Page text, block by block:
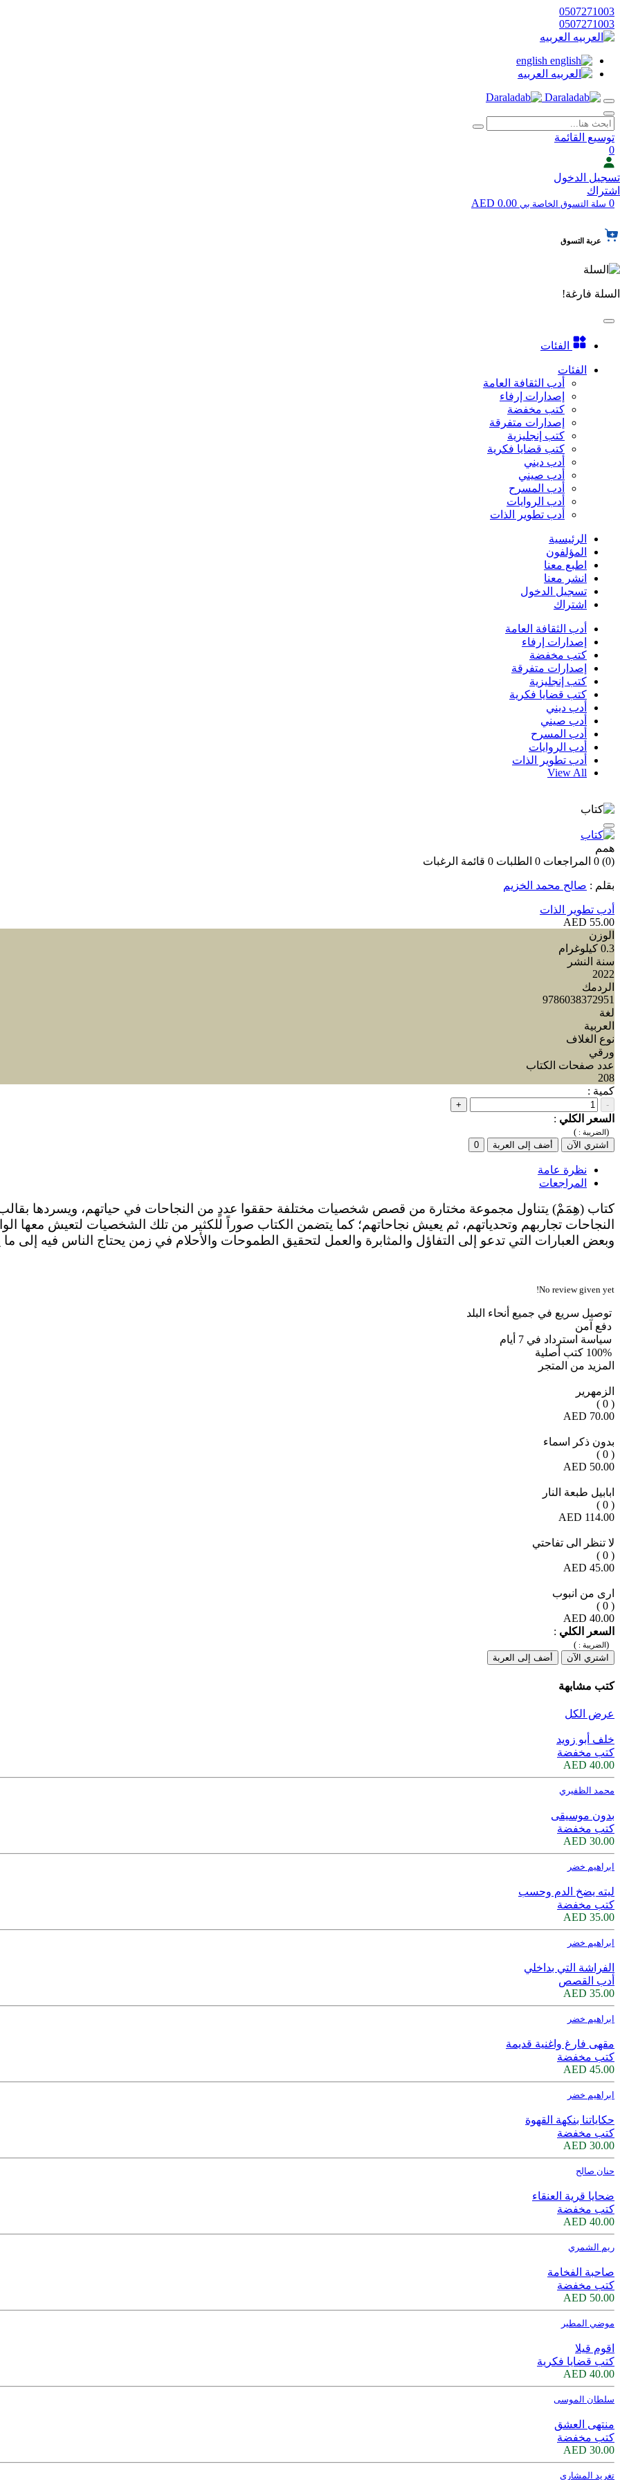
0507271003
0507271003
العربيه
english
العربيه
توسيع القائمة
0
تسجيل الدخول
اشتراك
0 سلة التسوق الخاصة بي
عربة التسوق
السلة فارغة!
الفئات
الفئات
أدب الثقافة العامة
إصدارات إرفاء
كتب مخفضة
إصدارات متفرقة
كتب إنجليزية
كتب قضايا فكرية
أدب ديني
أدب صيني
أدب المسرح
أدب الروايات
أدب تطوير الذات
الرئيسية
المؤلفون
اطبع معنا
انشر معنا
تسجيل الدخول
اشتراك
أدب الثقافة العامة
إصدارات إرفاء
كتب مخفضة
إصدارات متفرقة
كتب إنجليزية
كتب قضايا فكرية
أدب ديني
أدب صيني
أدب المسرح
أدب الروايات
أدب تطوير الذات
View All
همم
(0)
0 المراجعات 0 الطلبات 0 قائمة الرغبات
بقلم : صالح محمد الخزيم
أدب تطوير الذات
55.00 AED
الوزن
0.3 كيلوغرام
سنة النشر
2022
الردمك
9786038372951
لغة
العربية
نوع الغلاف
ورقي
عدد صفحات الكتاب
208
كمية :
-
+
السعر الكلي :
(الضريبة : )
اشتري الآن
أضف إلى العربة 0
نظرة عامة
المراجعات
كتاب (هِمَمْ) يتناول مجموعة مختارة من قصص شخصيات مختلفة حققوا عددٍ من النجاحات في حياتهم، ويسردها
النجاحات تجاربهم وتحدياتهم، ثم يعيش نجاحاتهم؛ كما يتضمن الكتاب صوراً للكثير من تلك الشخصيات لتعيش معها
وبعض العبارات التي تدعو إلى التفاؤل والمثابرة والعمل لتحقيق الطموحات والأحلام في زمن يحتاج الناس فيه إلى ما
No review given yet!
توصيل سريع في جميع أنحاء البلد
دفع آمن
سياسة استرداد في 7 أيام
100% كتب أصلية
المزيد من المتجر
الزمهرير
( 0 )
70.00 AED
بدون ذكر اسماء
( 0 )
50.00 AED
ابابيل طبعة النار
( 0 )
114.00 AED
لا تنظر الى تفاحتي
( 0 )
45.00 AED
ارى من انبوب
( 0 )
40.00 AED
السعر الكلي :
(الضريبة : )
اشتري الآن
أضف إلى العربة
كتب مشابهة
عرض الكل
خلف أبو زويد
كتب مخفضة
40.00 AED
محمد الظفيري
بدون موسيقى
كتب مخفضة
30.00 AED
ابراهيم خضر
ليته يضخ الدم وحسب
كتب مخفضة
35.00 AED
ابراهيم خضر
الفراشة التي بداخلي
أدب القصص
35.00 AED
ابراهيم خضر
مقهى فارغ واغنية قديمة
كتب مخفضة
45.00 AED
ابراهيم خضر
حكاياتنا بنكهة القهوة
كتب مخفضة
30.00 AED
حنان صالح
ضحايا قرية العنقاء
كتب مخفضة
40.00 AED
ريم الشمري
صاحبة الفخامة
كتب مخفضة
50.00 AED
موضي المطير
اقوم قيلا
كتب قضايا فكرية
40.00 AED
سلطان الموسى
منتهى العشق
كتب مخفضة
30.00 AED
تغريد المشاري